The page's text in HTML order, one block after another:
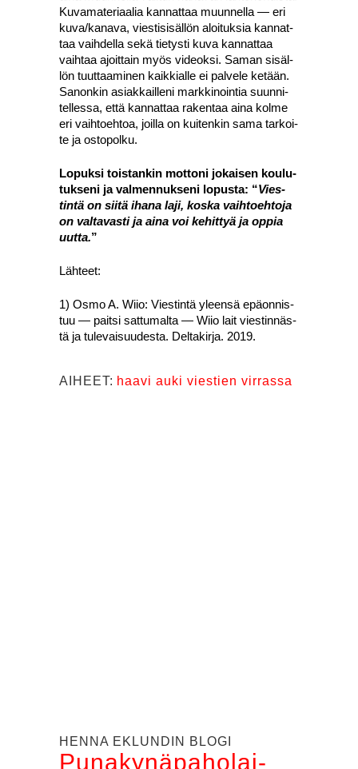
Kuva­ma­te­ri­aa­lia kan­nat­taa muun­nel­la — eri
kuva/kanava, vies­ti­si­säl­lön aloi­tuk­sia kan­nat­
taa vaih­del­la sekä tie­tys­ti kuva kan­nat­taa
vaih­taa ajoit­tain myös videok­si. Saman sisäl­
lön tuut­taa­mi­nen kaik­kial­le ei pal­ve­le ketään.
Sanon­kin asiak­kail­le­ni mark­ki­noin­tia suun­ni­
tel­les­sa, että kan­nat­taa raken­taa aina kol­me
eri vaih­toeh­toa, joil­la on kui­ten­kin sama tar­koi­
te ja osto­pol­ku.
Lopuk­si tois­tan­kin mot­to­ni jokai­sen kou­lu­
tuk­se­ni ja val­men­nuk­se­ni lopus­ta: “Vies­
tin­tä on sii­tä iha­na laji, kos­ka vaih­toeh­to­ja
on val­ta­vas­ti ja aina voi kehit­tyä ja oppia
uut­ta.”
Läh­teet:
1) Osmo A. Wiio: Vies­tin­tä yleen­sä epä­on­nis­
tuu — pait­si sat­tu­mal­ta — Wiio lait vies­tin­näs­
tä ja tule­vai­suu­des­ta. Del­ta­kir­ja. 2019.
AIHEET: haavi auki viestien virrassa
HEN­NA EKLUN­DIN BLO­GI
Puna­ky­nä­pa­ho­lai­